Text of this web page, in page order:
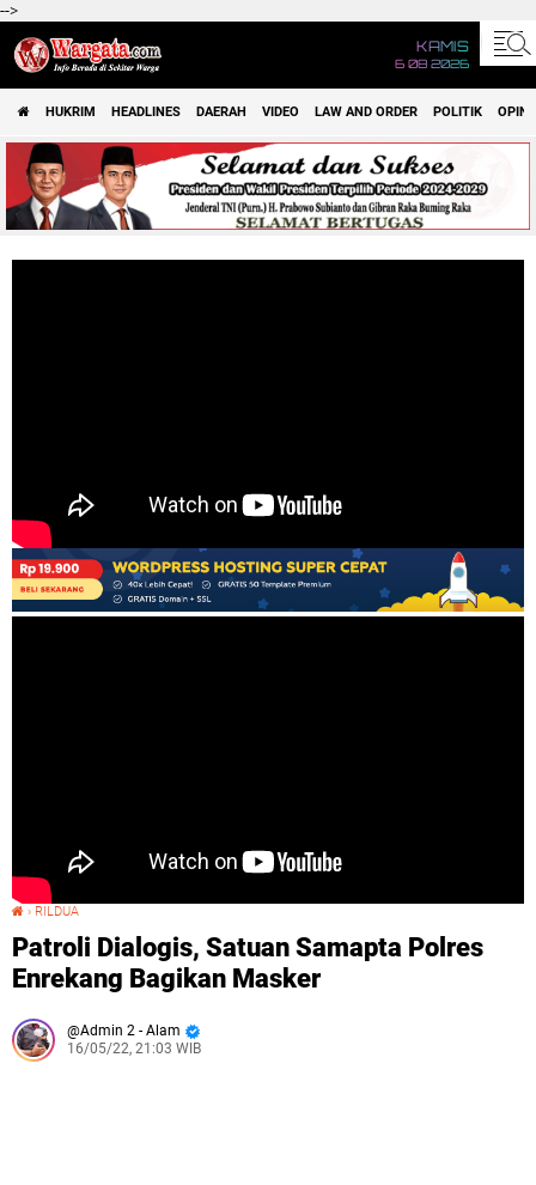
-->
KAMIS
6 08 2026
HUKRIM HEADLINES DAERAH VIDEO LAW AND ORDER POLITIK OPINI
› RILDUA
Patroli Dialogis, Satuan Samapta Polres
Enrekang Bagikan Masker
Admin 2 - Alam
16/05/22, 21:03 WIB